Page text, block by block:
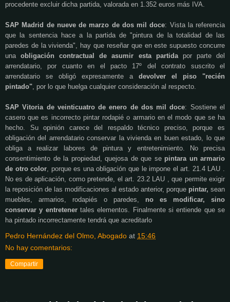
procedente excluir dicha partida, valorada en 1.352 euros más IVA.
SAP Madrid de nueve de marzo de dos mil doce: Vista la referencia
que la sentencia hace a la partida de "pintura de la totalidad de las
paredes de la vivienda", hay que reseñar que en este supuesto concurre
unaobligación contractual de asumir esta partida por parte del
arrendatario, por cuanto en el pacto 17º del contrato suscrito el
arrendatario se obligó expresamente a devolver el piso "recién
pintado", por lo que huelga cualquier consideración al respecto.
SAP Vitoria de veinticuatro de enero de dos mil doce: Sostiene el
casero que es incorrecto pintar rodapié o armario en el modo que se ha
hecho. Su opinión carece del respaldo técnico preciso, porque es
obligación del arrendatario conservar la vivienda en buen estado, lo que
obliga a realizar labores de pintura
y entretenimiento. No precisa
consentimiento de la propiedad, quejosa de que sepintara un armario
de otro color, porque es una obligación que le impone el art. 21.4 LAU .
No es de aplicación, como pretende, el art. 23.2 LAU , que permite exigir
la reposición de las modificaciones al estado anterior, porque pintar, sean
muebles, armarios, rodapiés o paredes, no es modificar, sino
conservar y entretenertales elementos. Finalmente si entiende que se
ha pintado incorrectamente tendrá que acreditarlo
Pedro Hernández del Olmo, Abogado at 15:46
No hay comentarios:
Compartir